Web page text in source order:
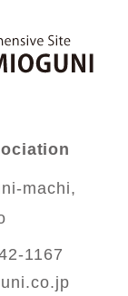
machi,
1167